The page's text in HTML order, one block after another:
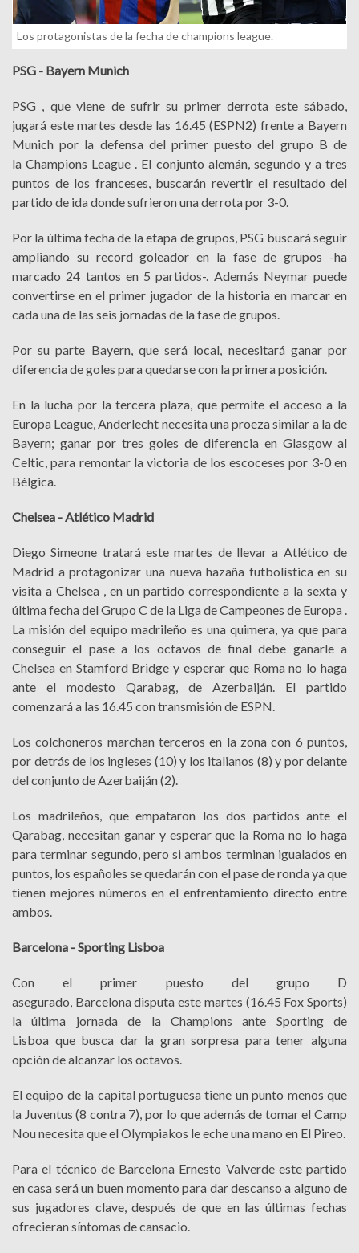
Los protagonistas de la fecha de champions league.
PSG - Bayern Munich
PSG , que viene de sufrir su primer derrota este sábado,
jugará este martes desde las 16.45 (ESPN2) frente a Bayern
Munich por la defensa del primer puesto del grupo B de
la Champions League . El conjunto alemán, segundo y a tres
puntos de los franceses, buscarán revertir el resultado del
partido de ida donde sufrieron una derrota por 3-0.
Por la última fecha de la etapa de grupos, PSG buscará seguir
ampliando su record goleador en la fase de grupos -ha
marcado 24 tantos en 5 partidos-. Además Neymar puede
convertirse en el primer jugador de la historia en marcar en
cada una de las seis jornadas de la fase de grupos.
Por su parte Bayern, que será local, necesitará ganar por
diferencia de goles para quedarse con la primera posición.
En la lucha por la tercera plaza, que permite el acceso a la
Europa League, Anderlecht necesita una proeza similar a la de
Bayern; ganar por tres goles de diferencia en Glasgow al
Celtic, para remontar la victoria de los escoceses por 3-0 en
Bélgica.
Chelsea - Atlético Madrid
Diego Simeone tratará este martes de llevar a Atlético de
Madrid a protagonizar una nueva hazaña futbolística en su
visita a Chelsea , en un partido correspondiente a la sexta y
última fecha del Grupo C de la Liga de Campeones de Europa .
La misión del equipo madrileño es una quimera, ya que para
conseguir el pase a los octavos de final debe ganarle a
Chelsea en Stamford Bridge y esperar que Roma no lo haga
ante el modesto Qarabag, de Azerbaiján. El partido
comenzará a las 16.45 con transmisión de ESPN.
Los colchoneros marchan terceros en la zona con 6 puntos,
por detrás de los ingleses (10) y los italianos (8) y por delante
del conjunto de Azerbaiján (2).
Los madrileños, que empataron los dos partidos ante el
Qarabag, necesitan ganar y esperar que la Roma no lo haga
para terminar segundo, pero si ambos terminan igualados en
puntos, los españoles se quedarán con el pase de ronda ya que
tienen mejores números en el enfrentamiento directo entre
ambos.
Barcelona - Sporting Lisboa
Con el primer puesto del grupo D
asegurado, Barcelona disputa este martes (16.45 Fox Sports)
la última jornada de la Champions ante Sporting de
Lisboa que busca dar la gran sorpresa para tener alguna
opción de alcanzar los octavos.
El equipo de la capital portuguesa tiene un punto menos que
la Juventus (8 contra 7), por lo que además de tomar el Camp
Nou necesita que el Olympiakos le eche una mano en El Pireo.
Para el técnico de Barcelona Ernesto Valverde este partido
en casa será un buen momento para dar descanso a alguno de
sus jugadores clave, después de que en las últimas fechas
ofrecieran síntomas de cansacio.